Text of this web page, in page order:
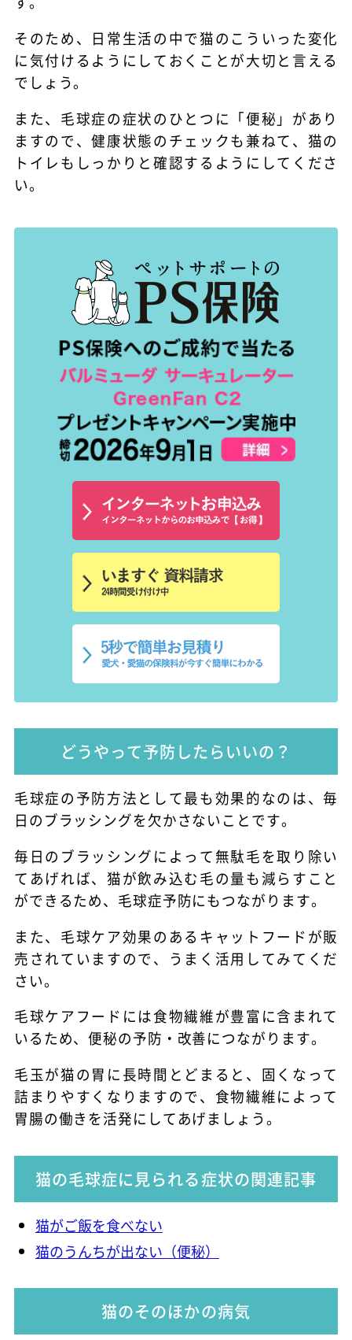
そのため、日常生活の中で猫のこういった変化
に気付けるようにしておくことが大切と言える
でしょう。
また、毛球症の症状のひとつに「便秘」があり
ますので、健康状態のチェックも兼ねて、猫の
トイレもしっかりと確認するようにしてくださ
い。
どうやって予防したらいいの？
毛球症の予防方法として最も効果的なのは、毎
日のブラッシングを欠かさないことです。
毎日のブラッシングによって無駄毛を取り除い
てあげれば、猫が飲み込む毛の量も減らすこと
ができるため、毛球症予防にもつながります。
また、毛球ケア効果のあるキャットフードが販
売されていますので、うまく活用してみてくだ
さい。
毛球ケアフードには食物繊維が豊富に含まれて
いるため、便秘の予防・改善につながります。
毛玉が猫の胃に長時間とどまると、固くなって
詰まりやすくなりますので、食物繊維によって
胃腸の働きを活発にしてあげましょう。
猫の毛球症に見られる症状の関連記事
猫がご飯を食べない
猫のうんちが出ない（便秘）
猫のそのほかの病気